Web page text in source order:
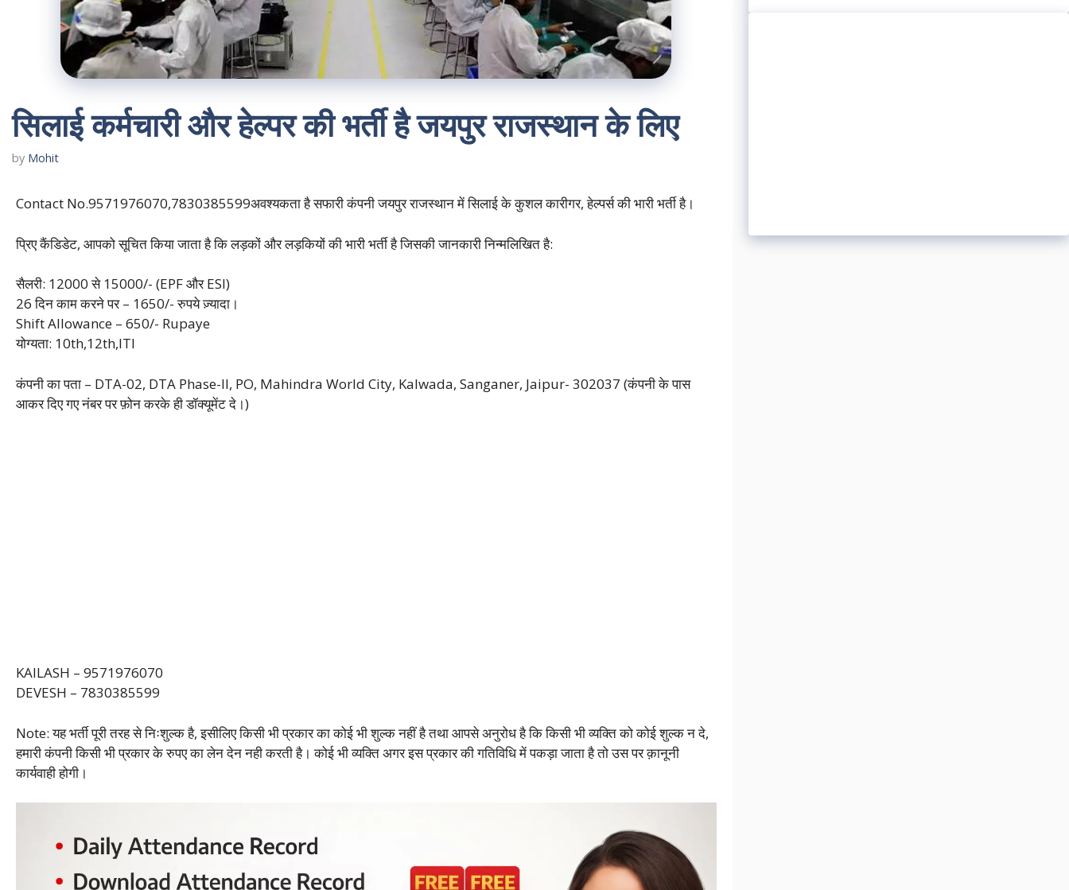
सिलाई कर्मचारी और हेल्पर की भर्ती है जयपुर राजस्थान के लिए
by Mohit
Contact No.9571976070,7830385599अवश्यकता है सफारी कंपनी जयपुर राजस्थान में सिलाई के कुशल कारीगर, हेल्पर्स की भारी भर्ती है।
प्रिए कैंडिडेट, आपको सूचित किया जाता है कि लड़कों और लड़कियों की भारी भर्ती है जिसकी जानकारी निन्मलिखित है:
सैलरी: 12000 से 15000/- (EPF और ESI)
26 दिन काम करने पर – 1650/- रुपये ज़्यादा।
Shift Allowance – 650/- Rupaye
योग्यता: 10th,12th,ITI
कंपनी का पता – DTA-02, DTA Phase-II, PO, Mahindra World City, Kalwada, Sanganer, Jaipur- 302037 (कंपनी के पास
आकर दिए गए नंबर पर फ़ोन करके ही डॉक्यूमेंट दे।)
KAILASH – 9571976070
DEVESH – 7830385599
Note: यह भर्ती पूरी तरह से निःशुल्क है, इसीलिए किसी भी प्रकार का कोई भी शुल्क नहीं है तथा आपसे अनुरोध है कि किसी भी व्यक्ति को कोई शुल्क न दे,
हमारी कंपनी किसी भी प्रकार के रुपए का लेन देन नही करती है। कोई भी व्यक्ति अगर इस प्रकार की गतिविधि में पकड़ा जाता है तो उस पर क़ानूनी
कार्यवाही होगी।